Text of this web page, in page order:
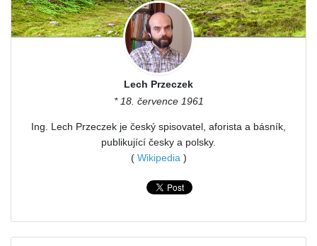
Lech Przeczek
* 18. července 1961
Ing. Lech Przeczek je český spisovatel, aforista a básník,
publikující česky a polsky.
( Wikipedia)